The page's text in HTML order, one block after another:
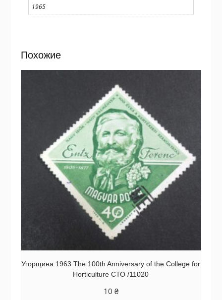
1965
Похожие
Угорщина.1963 The 100th Anniversary of the College for
Horticulture СТО /11020
10 ₴